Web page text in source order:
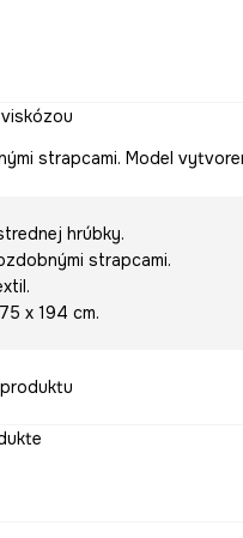
strapcami. Model
hrúbky.
strapcami.
x 194 cm.